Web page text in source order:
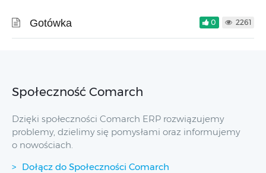
Gotówka 0 2261
Społeczność Comarch
Dzięki społeczności Comarch ERP rozwiązujemy
problemy, dzielimy się pomysłami oraz informujemy
o nowościach.
Dołącz do Społeczności Comarch